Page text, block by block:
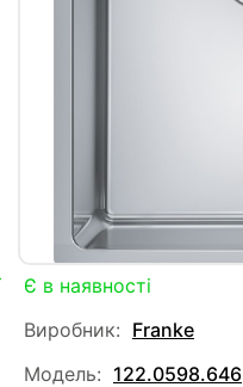
Є в наявності
Виробник: Franke
Модель: 122.0598.646